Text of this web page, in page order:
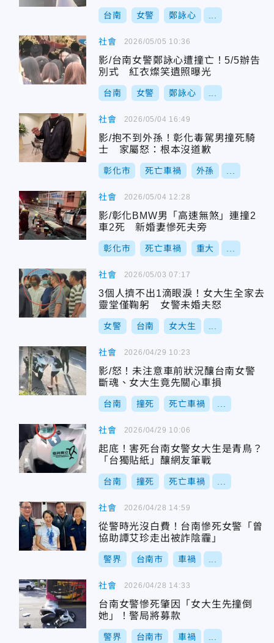
台南 女警 鄭詠心
社會
影/台南女警鄭詠心遭撞亡！5/5辦告
別式 紅衣燦笑遺照曝光
台南 女警 鄭詠心
2026/05/05 10:36
社會
影/抱不到外孫！彰化毒駕男撞死騎
士 家屬怒：根本沒道歉
彰化市 死亡車禍 外孫
2026/05/04 16:49
社會
影/彰化BMW男「高速無煞」連撞2
車2死 新婚妻慘死夫旁
彰化市 死亡車禍 重大
2026/05/04 12:28
社會
3個人擠不出1滴眼淚！女大生全家去
靈堂僅鞠躬 女警未婚夫怒
女警 台南 女大生
2026/05/03 07:17
社會
影/怒！未注意車前狀況釀台南女警
斷魂、女大生竟先關心車損
台南 撞死 死亡車禍
2026/04/29 10:23
社會
起底！害死台南女警女大生是青鳥？
「台獨貼紙」釀網友筆戰
台南 撞死 死亡車禍
2026/04/29 10:06
社會
從警時光沒白費！台南慘死女警「曾
協助譚艾珍走出被詐陰霾」
警界 台南市 車禍
2026/04/28 14:59
社會
台南女警慘死肇因「女大生先撞倒
她」！警局將募款
警界 台南市 車禍
2026/04/28 14:33